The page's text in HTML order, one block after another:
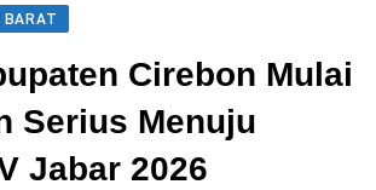
Cirebon Mulai
Serius Menuju
Jabar 2026